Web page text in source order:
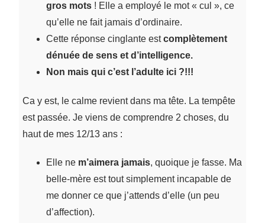
gros mots! Elle a employé le mot « cul », ce
qu’elle ne fait jamais d’ordinaire.
Cette réponse cinglante estcomplètement
dénuée de sens et d’intelligence.
Non mais qui c’est l’adulte ici ?!!!
Ca y est, le calme revient dans ma tête. La tempête
est passée. Je viens de comprendre 2 choses, du
haut de mes 12/13 ans :
Elle ne m’aimera jamais, quoique je fasse. Ma
belle-mère est tout simplement incapable de
me donner ce que j’attends d’elle (un peu
d’affection).